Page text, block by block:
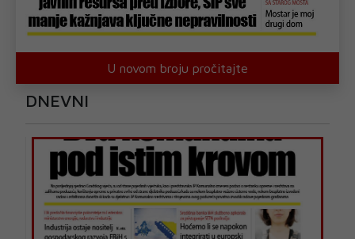
U novom broju pročitajte
DNEVNI